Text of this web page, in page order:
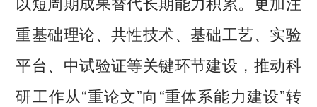
重基础理论、共性技术、基础工艺、实验
平台、中试验证等关键环节建设，推动科
研工作从“重论文”向“重体系能力建设”转